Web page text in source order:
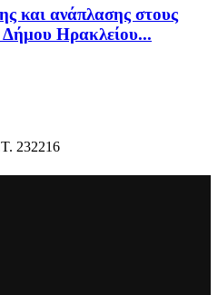
και ανάπλασης στους
Δήμου Ηρακλείου...
232216